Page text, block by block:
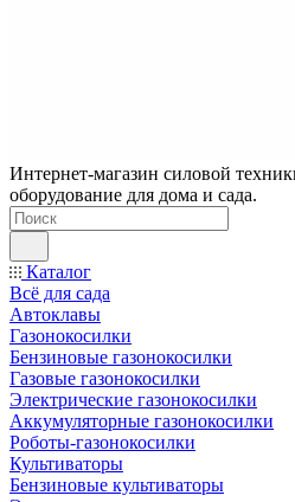
Интернет-магазин силовой
оборудование для дома и сада.
Каталог
Всё для сада
Автоклавы
Газонокосилки
Бензиновые газонокосилки
Газовые газонокосилки
Электрические газонокосилки
Аккумуляторные газонокосилки
Роботы-газонокосилки
Культиваторы
Бензиновые культиваторы